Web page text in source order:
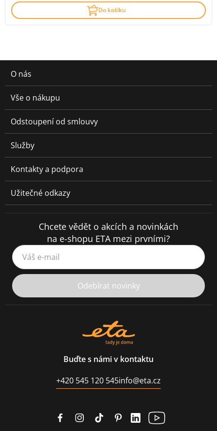
Do košíku
O nás
Vše o nákupu
Odstoupení od smlouvy
Služby
Kontakty a podpora
Užitečné odkazy
Chcete vědět o akcích a novinkách
na e-shopu ETA mezi prvními?
Váš e-mail
Odebírat novinky
Buďte s námi v kontaktu
+420 545 120 545info@eta.cz